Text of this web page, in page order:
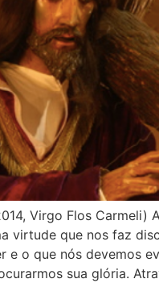
Virgo Flos Carmeli)
virtude que nos faz
e o que nós devemos
sua glória.